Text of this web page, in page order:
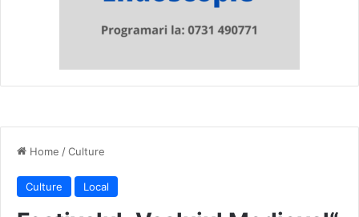
Home /Culture
Culture Local